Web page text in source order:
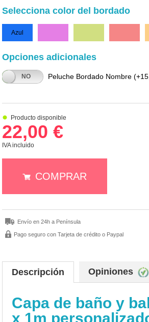
Selecciona color del bordado
Azul
Opciones adicionales
NO Peluche Bordado Nombre
Producto disponible
22,00 €
IVA incluido
COMPRAR
Envío en 24h a Península
Pago seguro con Tarjeta de crédito o Paypal
Descripción Opiniones
Capa de baño y
x 1m